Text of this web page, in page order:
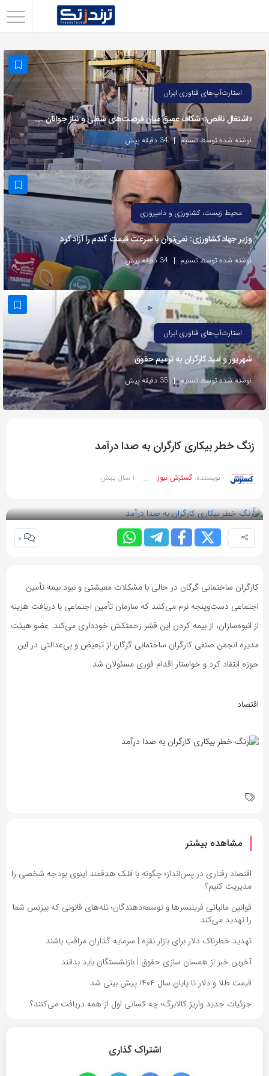
استفاده
روش‌های
زیر
می‌توانید
این
صفحه
با
دوستان
خود
به
اشتراک
بگذارید.
کپی
لینک
استارت‌آپ‌های فناوری ایران
«اشتغال ناقص»؛ شکاف عمیق میان فرصت‌های شغلی و نیاز جوانان
نوشته شده توسط تسنیم 34 دقیقه پیش
محیط زیست، کشاورزی و دامپروری
وزیر جهاد کشاورزی: نمی‌توان با سرعت قیمت گندم را آزاد کرد
نوشته شده توسط تسنیم 34 دقیقه پیش
استارت‌آپ‌های فناوری ایران
شهریور و امید کارگران به ترمیم حقوق
نوشته شده توسط تسنیم 35 دقیقه پیش
زنگ خطر بیکاری کارگران به صدا درآمد
نویسنده: گسترش نیوز __ 1 سال پیش
0
کارگران ساختمانی گرگان در حالی با مشکلات معیشتی و نبود بیمه تأمین
اجتماعی دست‌وپنجه نرم می‌کنند که سازمان تأمین اجتماعی با دریافت هزینه
از انبوه‌سازان، از بیمه کردن این قشر زحمتکش خودداری می‌کند. عضو هیئت
مدیره انجمن صنفی کارگران ساختمانی گرگان از تبعیض و بی‌عدالتی در این
حوزه انتقاد کرد و خواستار اقدام فوری مسئولان شد.
اقتصاد
مشاهده بیشتر
اقتصاد رفتاری در پس‌انداز؛ چگونه با قلک هدفمند اینوی بودجه شخصی را
مدیریت کنیم؟
قوانین مالیاتی فریلنسرها و توسعه‌دهندگان؛ تله‌های قانونی که بیزنس شما
را تهدید می‌کند
تهدید خطرناک دلار برای بازار نقره | سرمایه گذاران مراقب باشند
آخرین خبر از همسان سازی حقوق | بازنشستگان باید بدانند
قیمت طلا و دلار تا پایان سال ۱۴۰۴ پیش بینی شد
جزئیات جدید واریز کالابرگ؛ چه کسانی اول از همه دریافت می‌کنند؟
اشتراک گذاری